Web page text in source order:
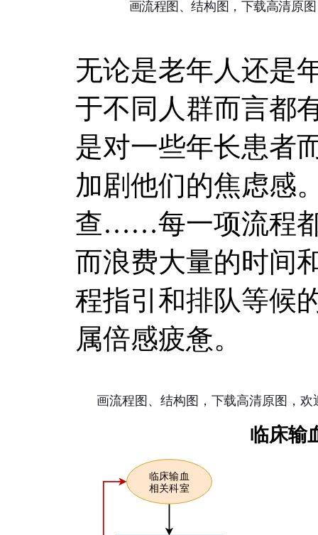
无论是老年人还是
于不同人群而言都
是对一些年长患者
加剧他们的焦虑感
查……每一项流程
而浪费大量的时间
程指引和排队等候
属倍感疲惫。